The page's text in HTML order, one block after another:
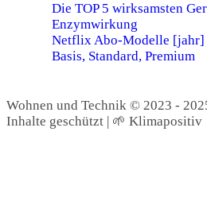
Die TOP 5 wirksamsten
Enzymwirkung
Netflix Abo-Modelle [jahr]
Basis, Standard, Premium
Wohnen und Technik © 2023 -
Inhalte geschützt | 🌱 Klimapositiv